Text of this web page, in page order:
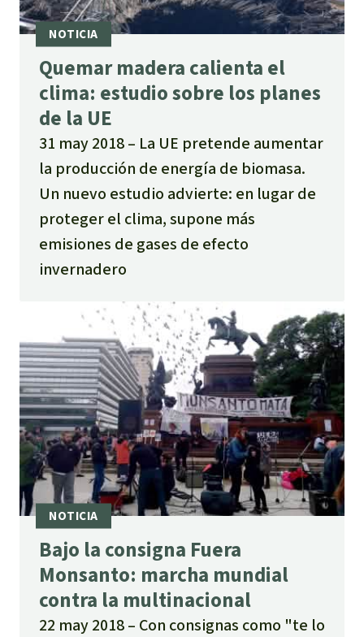
Quemar madera calienta el
clima: estudio sobre los planes
de la UE
31 may 2018
La UE pretende aumentar
la producción de energía de biomasa.
Un nuevo estudio advierte: en lugar de
proteger el clima, supone más
emisiones de gases de efecto
invernadero
Bajo la consigna Fuera
Monsanto: marcha mundial
contra la multinacional
22 may 2018
Con consignas como "te lo